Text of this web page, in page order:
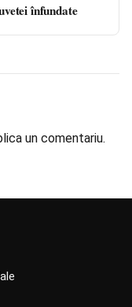
înfundate
un comentariu.